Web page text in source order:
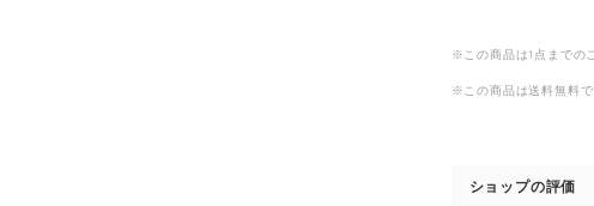
※この商品は1点までの
※この商品は送料無料で
ショップの評価